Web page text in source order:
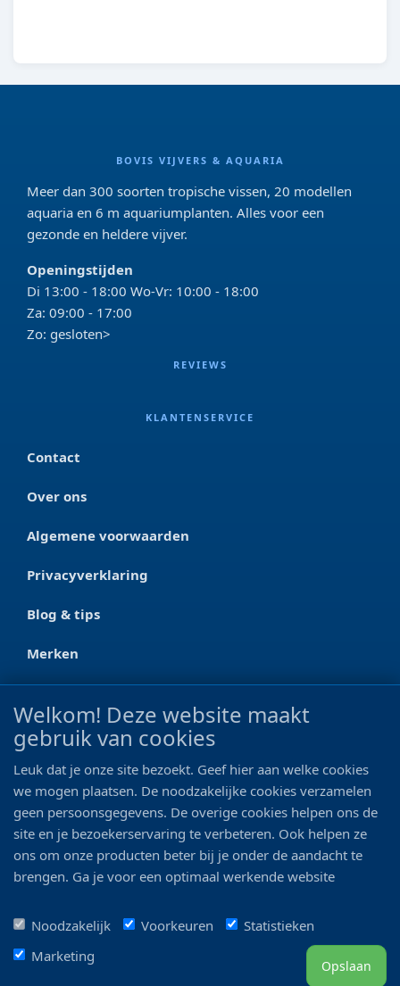
BOVIS VIJVERS & AQUARIA
Meer dan 300 soorten tropische vissen, 20 modellen
aquaria en 6 m aquariumplanten. Alles voor een
gezonde en heldere vijver.
Openingstijden
Di 13:00 - 18:00 Wo-Vr: 10:00 - 18:00
Za: 09:00 - 17:00
Zo: gesloten>
REVIEWS
KLANTENSERVICE
Contact
Over ons
Algemene voorwaarden
Privacyverklaring
Blog & tips
Merken
CONTACT
Ootmarsumseweg 125a
0546 - 622 990
06 - 11 19 81 42
info@bo-vis.nl
Welkom! Deze website maakt
gebruik van cookies
Leuk dat je onze site bezoekt. Geef hier aan welke cookies
we mogen plaatsen. De noodzakelijke cookies verzamelen
geen persoonsgegevens. De overige cookies helpen ons de
site en je bezoekerservaring te verbeteren. Ook helpen ze
ons om onze producten beter bij je onder de aandacht te
brengen. Ga je voor een optimaal werkende website
Noodzakelijk
Voorkeuren
Statistieken
Marketing
Opslaan